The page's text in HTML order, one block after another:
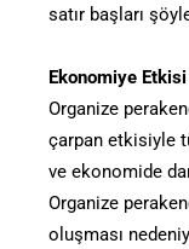
satır başları
Ekonomiye Etkisi
Organize
çarpan etkisiyle
ve ekonomide
Organize
oluşması